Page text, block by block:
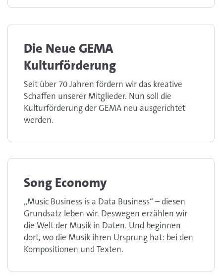
Die Neue GEMA
Kulturförderung
Seit über 70 Jahren fördern wir das kreative
Schaffen unserer Mitglieder. Nun soll die
Kulturförderung der GEMA neu ausgerichtet
werden.
Song Economy
„Music Business is a Data Business“ – diesen
Grundsatz leben wir. Deswegen erzählen wir
die Welt der Musik in Daten. Und beginnen
dort, wo die Musik ihren Ursprung hat: bei den
Kompositionen und Texten.